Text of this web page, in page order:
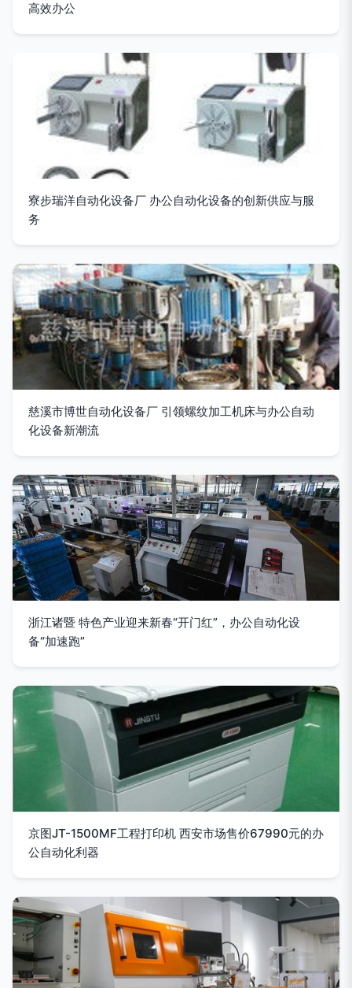
高效办公
寮步瑞洋自动化设备厂 办公自动化设备的创新供应与服
务
慈溪市博世自动化设备厂 引领螺纹加工机床与办公自动
化设备新潮流
浙江诸暨 特色产业迎来新春“开门红”，办公自动化设
备“加速跑”
京图JT-1500MF工程打印机 西安市场售价67990元的办
公自动化利器